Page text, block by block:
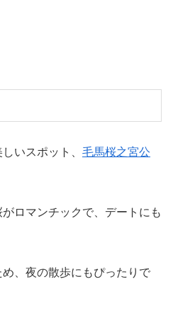
いスポット、 毛馬桜之宮公
ロマンチックで、デートにも
、夜の散歩にもぴったりで